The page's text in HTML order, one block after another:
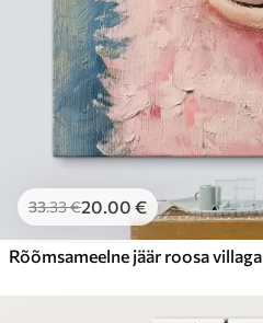
33.33€20.00 €
Rõõmsameelne jäär roosa villaga